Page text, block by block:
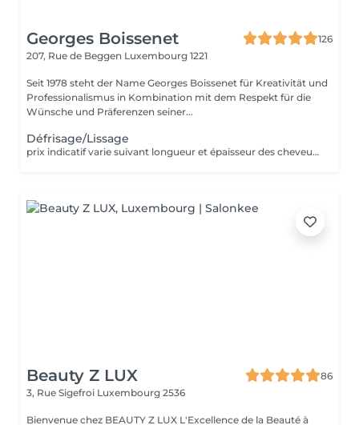
Georges Boissenet
126
207, Rue de Beggen Luxembourg 1221
Seit 1978 steht der Name Georges Boissenet für Kreativität und
Professionalismus in Kombination mit dem Respekt für die
Wünsche und Präferenzen seiner...
Défrisage/Lissage
prix indicatif varie suivant longueur et épaisseur des cheveux. Appellez le 420011 pour convenir d'un rdv pour devis
Beauty Z LUX
86
3, Rue Sigefroi Luxembourg 2536
Bienvenue chez BEAUTY Z LUX L'Excellence de la Beauté à